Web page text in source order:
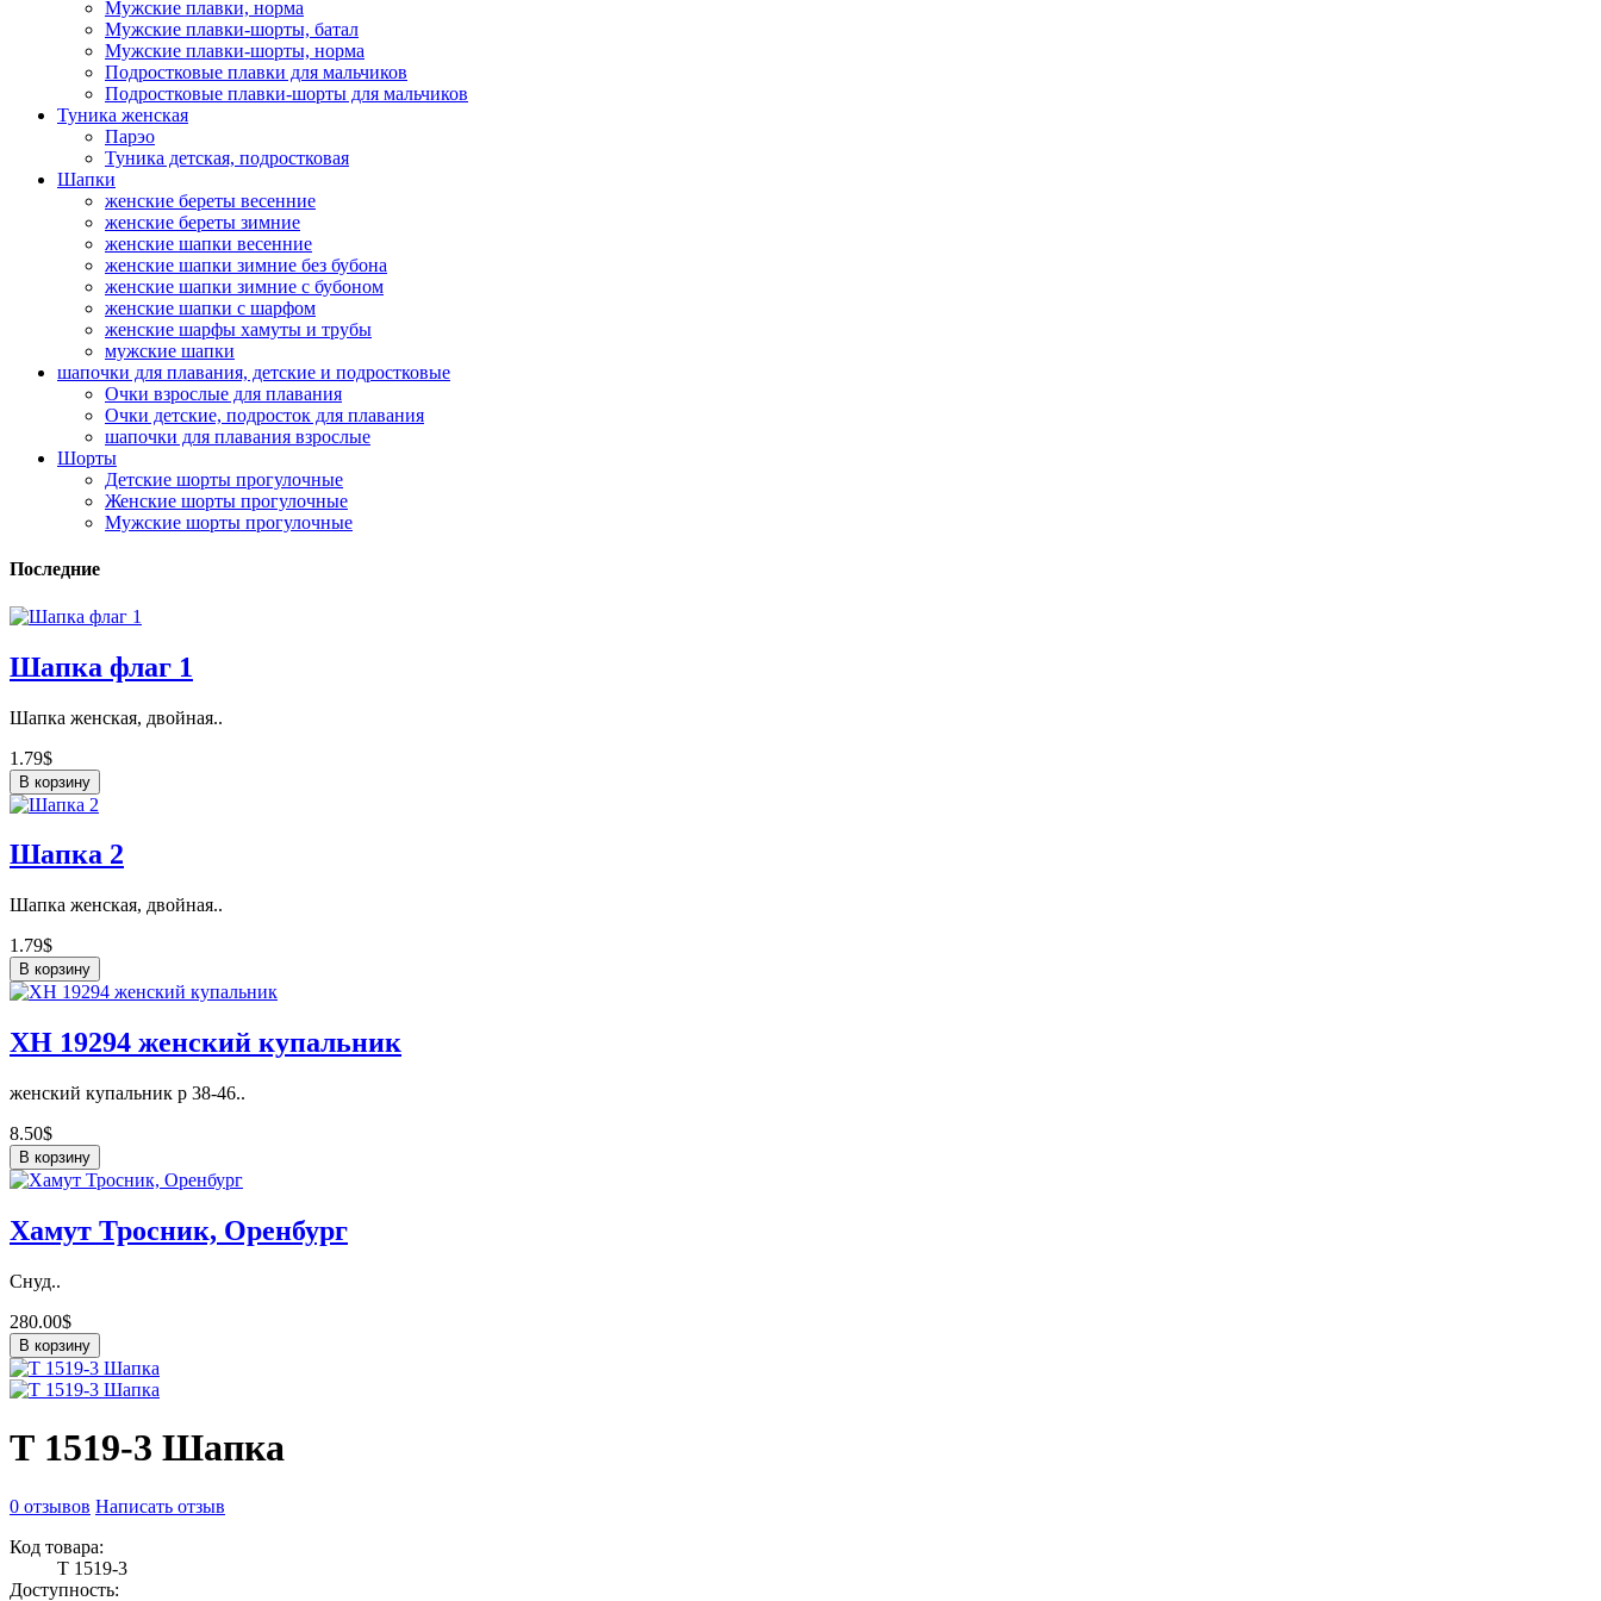
Мужские плавки, норма
Мужские плавки-шорты, батал
Мужские плавки-шорты, норма
Подростковые плавки для мальчиков
Подростковые плавки-шорты для мальчиков
Туникa женская
Парэо
Туника детская, подростковая
Шапки
женские береты весенние
женские береты зимние
женские шапки весенние
женские шапки зимние без бубона
женские шапки зимние с бубоном
женские шапки с шарфом
женские шарфы хамуты и трубы
мужские шапки
шапочки для плавания, детские и подростковые
Очки взрослые для плавания
Очки детские, подросток для плавания
шапочки для плавания взрослые
Шорты
Детские шорты прогулочные
Женские шорты прогулочные
Мужские шорты прогулочные
Последние
Шапка флаг 1
Шапка женская, двойная..
1.79$
В корзину
Шапка 2
Шапка женская, двойная..
1.79$
В корзину
ХН 19294 женский купальник
женский купальник р 38-46..
8.50$
В корзину
Хамут Тросник, Оренбург
Снуд..
280.00$
В корзину
Т 1519-3 Шапка
0 отзывов Написать отзыв
Код товара:
Т 1519-3
Доступность: